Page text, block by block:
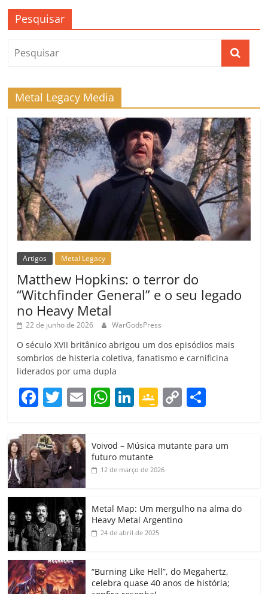
Pesquisar
Metal Legacy Media
Artigos Metal Legacy
Matthew Hopkins: o terror do
“Witchfinder General” e o seu legado
no Heavy Metal
22 de junho de 2026 WarGodsPress
O século XVII britânico abrigou um dos episódios mais
sombrios de histeria coletiva, fanatismo e carnificina
liderados por uma dupla
F
c
e
b
o
o
k
T
itt
er
E
ai
W
at
s
A
p
Li
k
e
dI
G
gl
e
a
ss
o
C
y
k
p
h
Voivod – Música mutante para um
futuro mutante
12 de março de 2026
Metal Map: Um mergulho na alma do
Heavy Metal Argentino
24 de abril de 2025
“Burning Like Hell”, do Megahertz,
celebra quase 40 anos de história;